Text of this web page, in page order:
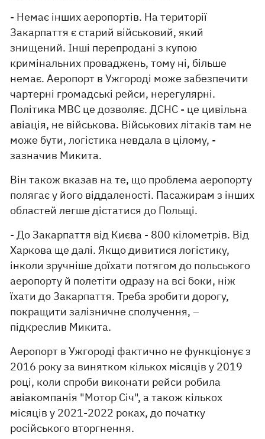
- Немає інших аеропортів. На території
Закарпаття є старий військовий, який
знищений. Інші перепродані з купою
кримінальних проваджень, тому ні, більше
немає. Аеропорт в Ужгороді може забезпечити
чартерні громадські рейси, нерегулярні.
Політика МВС це дозволяє. ДСНС - це цивільна
авіація, не військова. Військових літаків там не
може бути, логістика невдала в цілому, -
зазначив Микита.
Він також вказав на те, що проблема аеропорту
полягає у його віддаленості. Пасажирам з інших
областей легше дістатися до Польщі.
- До Закарпаття від Києва - 800 кілометрів. Від
Харкова ще далі. Якщо дивитися логістику,
інколи зручніше доїхати потягом до польського
аеропорту й полетіти одразу на всі боки, ніж
їхати до Закарпаття. Треба зробити дорогу,
покращити залізничне сполучення, –
підкреслив Микита.
Аеропорт в Ужгороді фактично не функціонує з
2016 року за винятком кількох місяців у 2019
році, коли спроби виконати рейси робила
авіакомпанія "Мотор Січ", а також кількох
місяців у 2021-2022 роках, до початку
російського вторгнення.